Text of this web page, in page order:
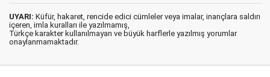
UYARI: Küfür, hakaret, rencide edici cümleler veya imalar, inançlara saldırı
içeren, imla kuralları ile yazılmamış,
Türkçe karakter kullanılmayan ve büyük harflerle yazılmış yorumlar
onaylanmamaktadır.